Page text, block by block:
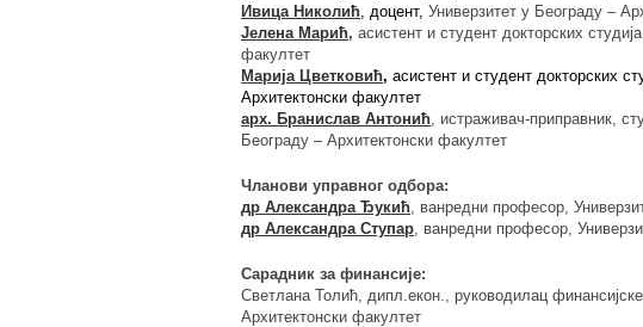
Ивица Николић , доцент, Универзитет у Београду –
Јелена Марић, асистент и студент докторских
факултет
Марија Цветковић, асистент и студент докторских
Архитектонски факултет
арх. Бранислав Антонић , истраживач-приправник,
Београду – Архитектонски факултет
Чланови управног одбора:
др Александра Ђукић , ванредни професор,
др Александра Ступар , ванредни професор,
Сарадник за финансије:
Светлана Толић, дипл.екон., руководилац
Архитектонски факултет